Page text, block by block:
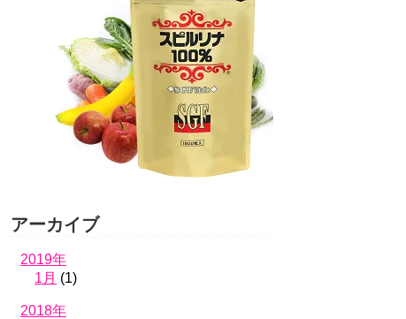
アーカイブ
2019年
1月 (1)
2018年